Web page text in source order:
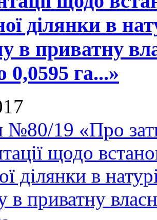
ділянки в
в приватну
га...»
№80/19 «Про
щодо
ділянки в
в приватну